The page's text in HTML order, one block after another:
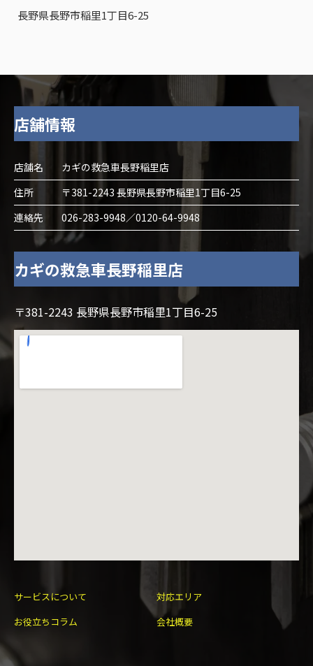
長野県長野市稲里1丁目6-25
店舗情報
店舗名
カギの救急車長野稲里店
住所
〒381-2243 長野県長野市稲里1丁目6-25
連絡先
026-283-9948／0120-64-9948
カギの救急車長野稲里店
〒381-2243 長野県長野市稲里1丁目6-25
サービスについて
対応エリア
お役立ちコラム
会社概要